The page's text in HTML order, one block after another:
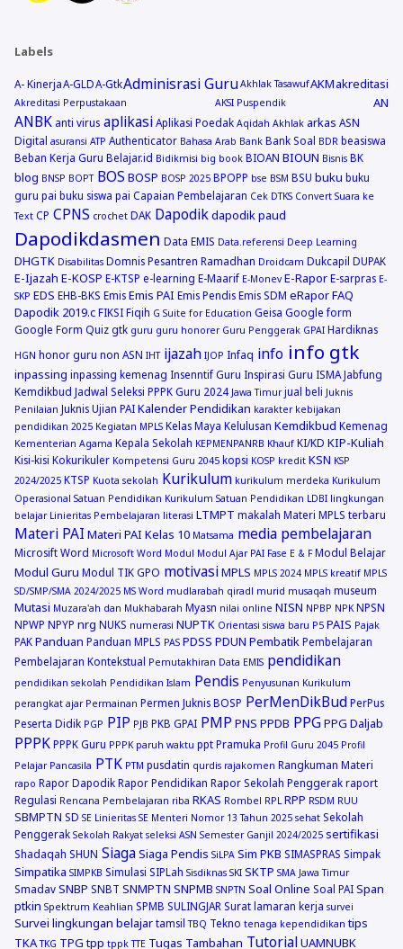
Labels
A- KinerjaA-GLDA-GtkAdminisrasi GuruAkhlak TasawufAKMakreditasi
Akreditasi Perpustakaan AKSI Puspendik AN
ANBK anti virus aplikasi Aplikasi Poedak Aqidah Akhlak arkas ASN
Digital asuransi ATP Authenticator Bahasa Arab Bank Bank Soal BDR beasiswa
Beban Kerja Guru Belajar.id Bidikmisi big book BIOAN BIOUN Bisnis BK
blog BNSP BOPT BOS BOSP BOSP 2025 BPOPP bse BSM BSU buku buku
guru pai buku siswa pai Capaian Pembelajaran Cek DTKS Convert Suara ke
Text CP CPNS crochet DAK Dapodikdapodik paud
Dapodikdasmen Data EMIS Data.referensi Deep Learning
DHGTK Disabilitas Domnis Pesantren Ramadhan Droidcam Dukcapil DUPAK
E-Ijazah E-KOSP E-KTSP e-learning E-Maarif E-Monev E-Rapor E-sarpras E-
SKP EDS EHB-BKS Emis Emis PAI Emis Pendis Emis SDM eRaporFAQ
Dapodik 2019.c FIKSI Fiqih G Suite for Education Geisa Google form
Google Form Quiz gtk guru guru honorer Guru Penggerak GPAI Hardiknas
HGN honor guru non ASN IHT ijazah IJOP Infaq info info gtk
inpassing inpassing kemenag Insenntif Guru Inspirasi Guru ISMA Jabfung
Kemdikbud Jadwal Seleksi PPPK Guru 2024 Jawa Timur jual beli Juknis
Penilaian Juknis Ujian PAI Kalender Pendidikan karakter kebijakan
pendidikan 2025 Kegiatan MPLS Kelas Maya Kelulusan Kemdikbud Kemenag
Kementerian Agama Kepala Sekolah KEPMENPANRB Khauf KI/KD KIP-Kuliah
Kisi-kisi Kokurikuler Kompetensi Guru 2045 kopsi KOSP kredit KSN KSP
2024/2025 KTSP Kuota sekolah Kurikulum kurikulum merdeka Kurikulum
Operasional Satuan Pendidikan Kurikulum Satuan Pendidikan LDBI lingkungan
belajar Linieritas Pembelajaran literasi LTMPT makalah Materi MPLS terbaru
Materi PAI Materi PAI Kelas 10 Matsama media pembelajaran
Microsift Word Microsoft Word Modul Modul Ajar PAI Fase E & F Modul Belajar
Modul Guru Modul TIK GPO motivasiMPLS MPLS 2024 MPLS kreatif MPLS
SD/SMP/SMA 2024/2025 MS Word mudlarabah qiradl murid musaqah museum
Mutasi Muzara'ah dan Mukhabarah Myasn nilai online NISN NPBP NPK NPSN
NPWP NPYP nrg NUKS numerasi NUPTK Orientasi siswa baru P5 PAIS Pajak
PAK Panduan Panduan MPLS PAS PDSS PDUN Pembatik Pembelajaran
Pembelajaran Kontekstual Pemutakhiran Data EMIS pendidikan
pendidikan sekolah Pendidikan Islam Pendis Penyusunan Kurikulum
perangkat ajar Permainan Permen Juknis BOSP PerMenDikBud PerPus
Peserta Didik PGP PIP PJB PKB GPAI PMP PNS PPDB PPGPPG Daljab
PPPK PPPK Guru PPPK paruh waktu ppt Pramuka Profil Guru 2045 Profil
Pelajar Pancasila PTK PTM pusdatin qurdis rajakomen Rangkuman Materi
rapo Rapor Dapodik Rapor Pendidikan Rapor Sekolah Penggerak raport
Regulasi Rencana Pembelajaran riba RKAS Rombel RPL RPP RSDM RUU
SBMPTN SD SE Linieritas SE Menteri Nomor 13 Tahun 2025 sehat Sekolah
Penggerak Sekolah Rakyat seleksi ASN Semester Ganjil 2024/2025 sertifikasi
Shadaqah SHUN SiagaSiaga Pendis SiLPA Sim PKB SIMASPRAS Simpak
Simpatika SIMPKB Simulasi SIPLah Sisdiknas SKI SKTP SMA Jawa Timur
Smadav SNBP SNBT SNMPTN SNPMB SNPTN Soal Online Soal PAI Span
ptkin Spektrum Keahlian SPMB SULINGJAR Surat lamaran kerja survei
Survei lingkungan belajar tamsil TBQ Tekno tenaga kependidikan tips
TKA TKG TPG tpp tppk TTE Tugas Tambahan TutorialUAMNUBK